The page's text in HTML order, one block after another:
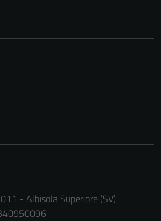
- Albisola Superiore (SV)